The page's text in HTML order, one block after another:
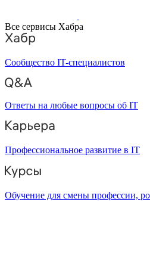
Все сервисы Хабра
Сообщество IT-специалистов
Ответы на любые вопросы об IT
Профессиональное развитие в IT
Обучение для смены профессии,